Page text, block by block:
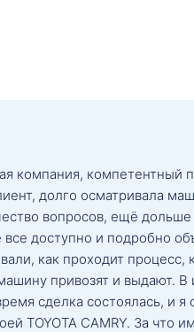
компания, компетентный
долго осматривала
вопросов, ещё дольше
доступно и подробно
как проходит процесс,
привозят и выдают. В
сделка состоялась, и я
TOYOTA CAMRY. За что